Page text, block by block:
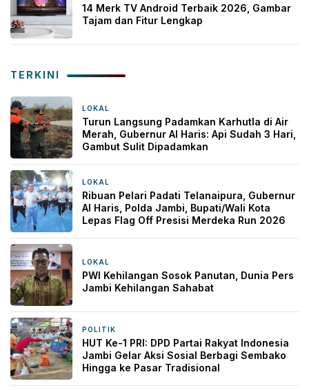
14 Merk TV Android Terbaik 2026, Gambar
Tajam dan Fitur Lengkap
TERKINI
LOKAL
Turun Langsung Padamkan Karhutla di Air
Merah, Gubernur Al Haris: Api Sudah 3 Hari,
Gambut Sulit Dipadamkan
LOKAL
Ribuan Pelari Padati Telanaipura, Gubernur
Al Haris, Polda Jambi, Bupati/Wali Kota
Lepas Flag Off Presisi Merdeka Run 2026
LOKAL
PWI Kehilangan Sosok Panutan, Dunia Pers
Jambi Kehilangan Sahabat
POLITIK
HUT Ke-1 PRI: DPD Partai Rakyat Indonesia
Jambi Gelar Aksi Sosial Berbagi Sembako
Hingga ke Pasar Tradisional